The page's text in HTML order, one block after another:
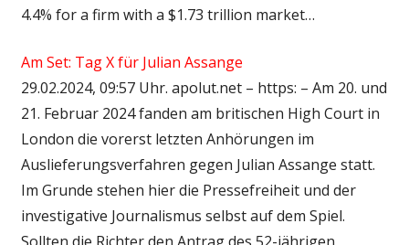
4.4% for a firm with a $1.73 trillion market…
Am Set: Tag X für Julian Assange
29.02.2024, 09:57 Uhr. apolut.net – https: – Am 20. und
21. Februar 2024 fanden am britischen High Court in
London die vorerst letzten Anhörungen im
Auslieferungsverfahren gegen Julian Assange statt.
Im Grunde stehen hier die Pressefreiheit und der
investigative Journalismus selbst auf dem Spiel.